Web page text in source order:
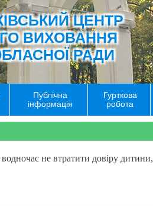
ЦЕНТР
ВИХОВАННЯ
РАДИ
Публічна
інформація
Гурткова
робота
не втратити довіру